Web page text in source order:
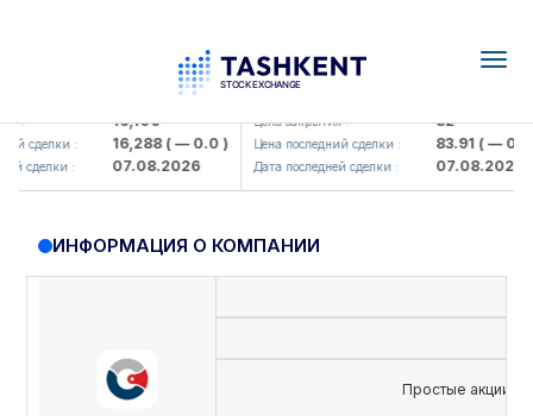
: 16,100
сделки : 16,288( — 0.0 )
сделки : 07.08.2026
KFSK (<Kafolat sug'urta
Цена закрытия : 82
Цена последний сделки : 83.91( — 0.0 )
Дата последней сделки : 07.08.2026
ИНФОРМАЦИЯ О КОМПАНИИ
Простые акции